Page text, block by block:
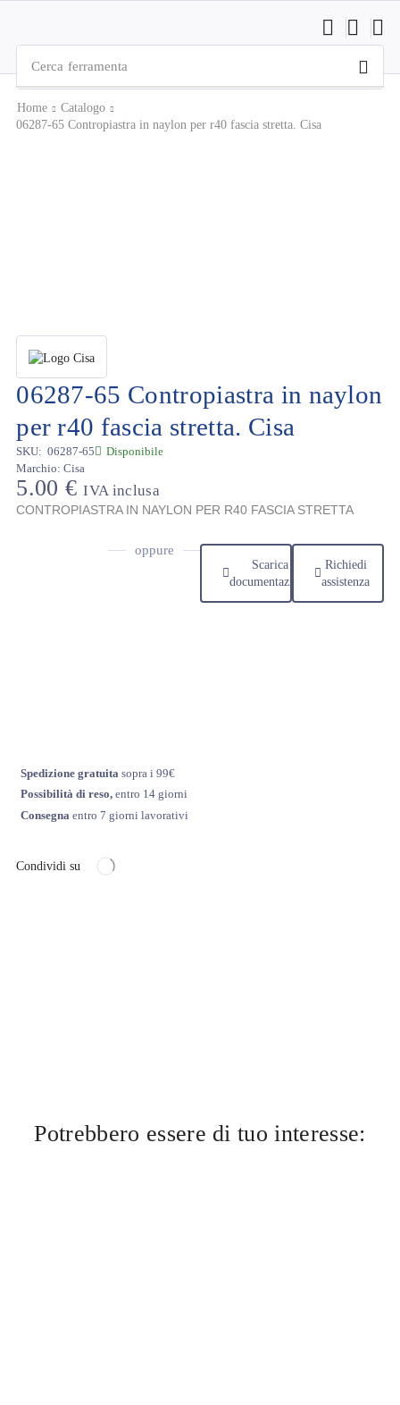
Cerca ferramenta
Home
Catalogo
06287-65 Contropiastra in naylon per r40 fascia stretta. Cisa
06287-65 Contropiastra in naylon
per r40 fascia stretta. Cisa
SKU: 06287-65
Marchio: Cisa
Disponibile
5.00 € IVA inclusa
CONTROPIASTRA IN NAYLON PER R40 FASCIA STRETTA
oppure
Scarica
documentazione
Richiedi
assistenza
Spedizione gratuita sopra i 99€
Possibilità di reso, entro 14 giorni
Consegna entro 7 giorni lavorativi
Condividi su
Potrebbero essere di tuo interesse: